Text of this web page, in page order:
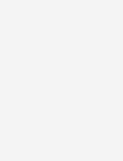
bei der Grünbeck
künftig mit dem Ausbau
Märkten
­Manager Europa der